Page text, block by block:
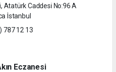
Atatürk Caddesi No:96 A
İstanbul
787 12 13
Eczanesi